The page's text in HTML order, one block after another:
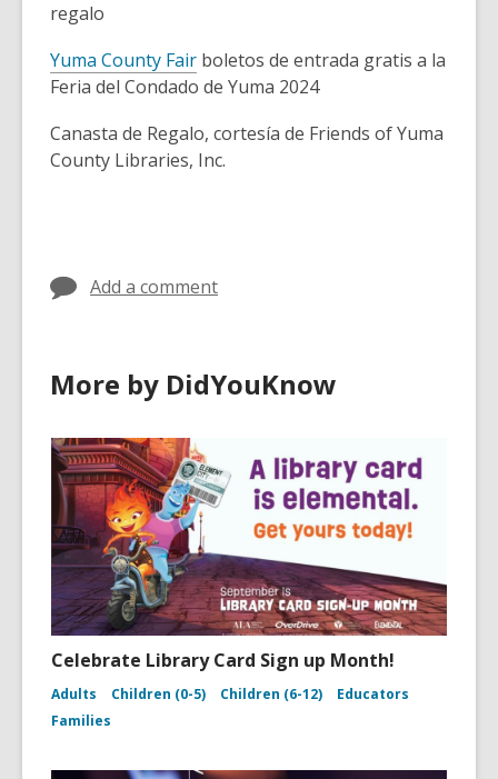
regalo
Yuma County Fair boletos de entrada gratis a la
Feria del Condado de Yuma 2024
Canasta de Regalo, cortesía de Friends of Yuma
County Libraries, Inc.
Add a comment
More by DidYouKnow
Celebrate Library Card Sign up Month!
Adults Children (0-5) Children (6-12)
Educators
Families